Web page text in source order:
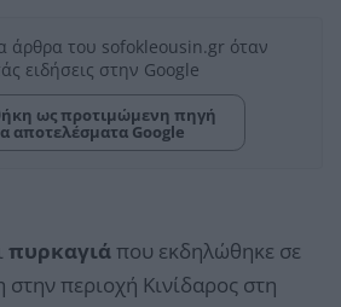
άρθρα του sofokleousin.gr όταν
ειδήσεις στην Google
ως προτιμώμενη πηγή
αποτελέσματα Google
πυρκαγιάπου εκδηλώθηκε σε
στην περιοχή Κινίδαρος στη